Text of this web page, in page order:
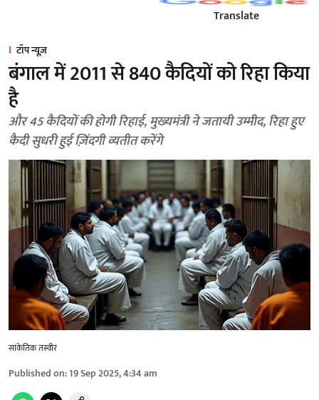
Translate
टॉप न्यूज़
बंगाल में 2011 से 840 कैदियों को रिहा किया
है
और 45 कैदियों की होगी रिहाई, मुख्यमंत्री ने जतायी उम्मीद, रिहा हुए
कैदी सुधरी हुई ज़िंदगी व्यतीत करेंगे
सांकेतिक तस्वीर
Published on:19 Sep 2025, 4:34 am